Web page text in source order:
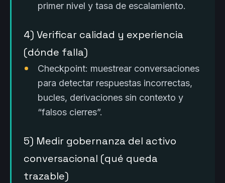
primer nivel y tasa de escalamiento.
4) Verificar calidad y experiencia
(dónde falla)
Checkpoint: muestrear conversaciones
para detectar respuestas incorrectas,
bucles, derivaciones sin contexto y
“falsos cierres”.
5) Medir gobernanza del activo
conversacional (qué queda
trazable)